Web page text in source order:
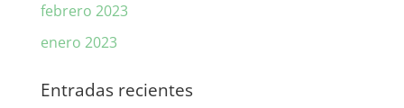
febrero 2023
enero 2023
Entradas recientes